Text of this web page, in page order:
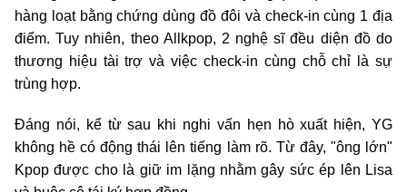
hàng loạt bằng chứng dùng đồ đôi và check-in cùng 1 địa
điểm. Tuy nhiên, theo Allkpop, 2 nghệ sĩ đều diện đồ do
thương hiệu tài trợ và việc check-in cùng chỗ chỉ là sự
trùng hợp.
Đáng nói, kể từ sau khi nghi vấn hẹn hò xuất hiện, YG
không hề có động thái lên tiếng làm rõ. Từ đây, "ông lớn"
Kpop được cho là giữ im lặng nhằm gây sức ép lên Lisa